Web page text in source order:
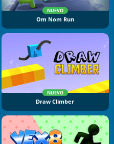
NUEVO
Om Nom Run
NUEVO
Draw Climber